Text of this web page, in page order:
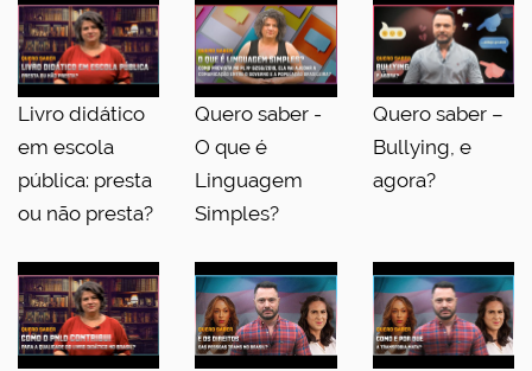
Livro didático
em escola
pública: presta
ou não presta?
Quero saber -
O que é
Linguagem
Simples?
Quero saber –
Bullying, e
agora?